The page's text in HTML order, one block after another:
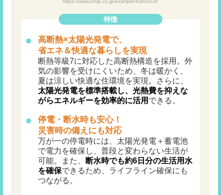
https://www.ichijo.co.jp/example/fudo/014/
特徴
高断熱×太陽光発電で、
省エネ＆快適な暮らしを実現
断熱等級7に対応した高断熱構造を採用。外
気の影響を受けにくいため、冬は暖かく、
夏は涼しい快適な住環境を実現。さらに、
太陽光発電を標準搭載し、光熱費を抑えな
がらエネルギーを効率的に活用 できる。
停電・断水時も安心！
災害時の備えにも対応
万が一の停電時には、太陽光発電＋蓄電池
で電力を確保し、普段と変わらない生活が
可能。また、 断水時でも約6日分の生活用水
を確保できるため、ライフライン確保にも
つながる。